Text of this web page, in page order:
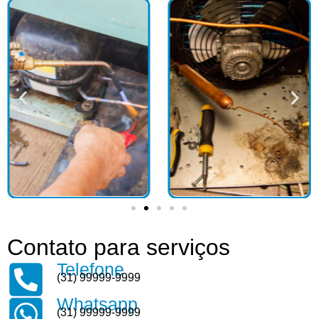
Contato para serviços
Telefone
(31) 99999-9999
Whatsapp
(31) 99999-9999